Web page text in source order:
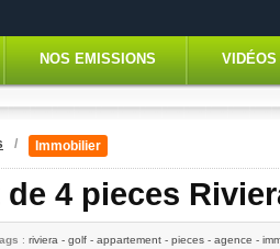
NOS EMISSIONS VIDÉOS
/ Immobilier
4 pieces
: riviera - golf - appartement - pieces - agence -